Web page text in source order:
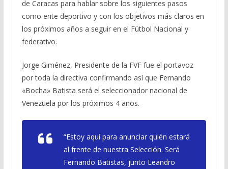
de Caracas para hablar sobre los siguientes pasos
como ente deportivo y con los objetivos más claros en
los próximos años a seguir en el Fútbol Nacional y
federativo.
Jorge Giménez, Presidente de la FVF fue el portavoz
por toda la directiva confirmando así que Fernando
«Bocha» Batista será el seleccionador nacional de
Venezuela por los próximos 4 años.
“Estoy aquí para anunciar quién estará
al frente de nuestra Selección. Será
Fernando Batistas, junto Leandro